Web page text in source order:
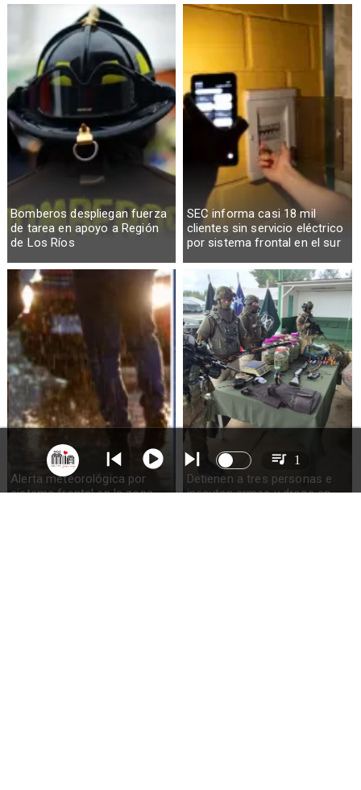
Bomberos despliegan fuerza
de tarea en apoyo a Región
de Los Ríos
SEC informa casi 18 mil
clientes sin servicio eléctrico
por sistema frontal en el sur
Alerta meteorológica por
sistema frontal en la zona
Detienen a tres personas e
incautan armas y droga en
1